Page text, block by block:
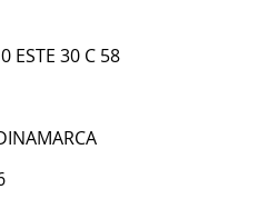
ESTE 30 C 58